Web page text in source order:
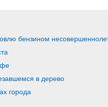
бензином
в дерево
города